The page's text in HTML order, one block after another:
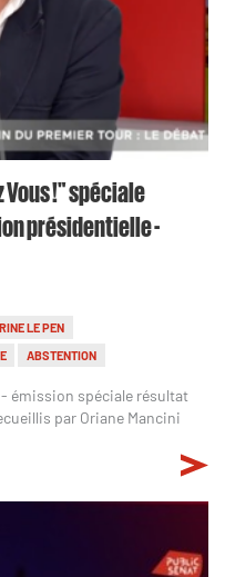
Vous !" spéciale
présidentielle -
LE PEN
ABSTENTION
émission spéciale résultat
par Oriane Mancini